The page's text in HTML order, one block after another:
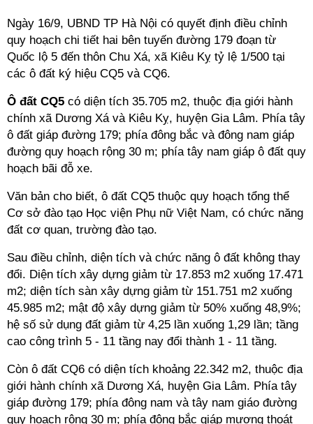
Ngày 16/9, UBND TP Hà Nội có quyết định điều chỉnh
quy hoạch chi tiết hai bên tuyến đường 179 đoạn từ
Quốc lộ 5 đến thôn Chu Xá, xã Kiêu Kỵ tỷ lệ 1/500 tại
các ô đất ký hiệu CQ5 và CQ6.
Ô đất CQ5 có diện tích 35.705 m2, thuộc địa giới hành
chính xã Dương Xá và Kiêu Kỵ, huyện Gia Lâm. Phía tây
ô đất giáp đường 179; phía đông bắc và đông nam giáp
đường quy hoạch rộng 30 m; phía tây nam giáp ô đất quy
hoạch bãi đỗ xe.
Văn bản cho biết, ô đất CQ5 thuộc quy hoạch tổng thể
Cơ sở đào tạo Học viện Phụ nữ Việt Nam, có chức năng
đất cơ quan, trường đào tạo.
Sau điều chỉnh, diện tích và chức năng ô đất không thay
đổi. Diện tích xây dựng giảm từ 17.853 m2 xuống 17.471
m2; diện tích sàn xây dựng giảm từ 151.751 m2 xuống
45.985 m2; mật độ xây dựng giảm từ 50% xuống 48,9%;
hệ số sử dụng đất giảm từ 4,25 lần xuống 1,29 lần; tầng
cao công trình 5 - 11 tầng nay đổi thành 1 - 11 tầng.
Còn ô đất CQ6 có diện tích khoảng 22.342 m2, thuộc địa
giới hành chính xã Dương Xá, huyện Gia Lâm. Phía tây
giáp đường 179; phía đông nam và tây nam giáo đường
quy hoạch rộng 30 m; phía đông bắc giáp mương thoát